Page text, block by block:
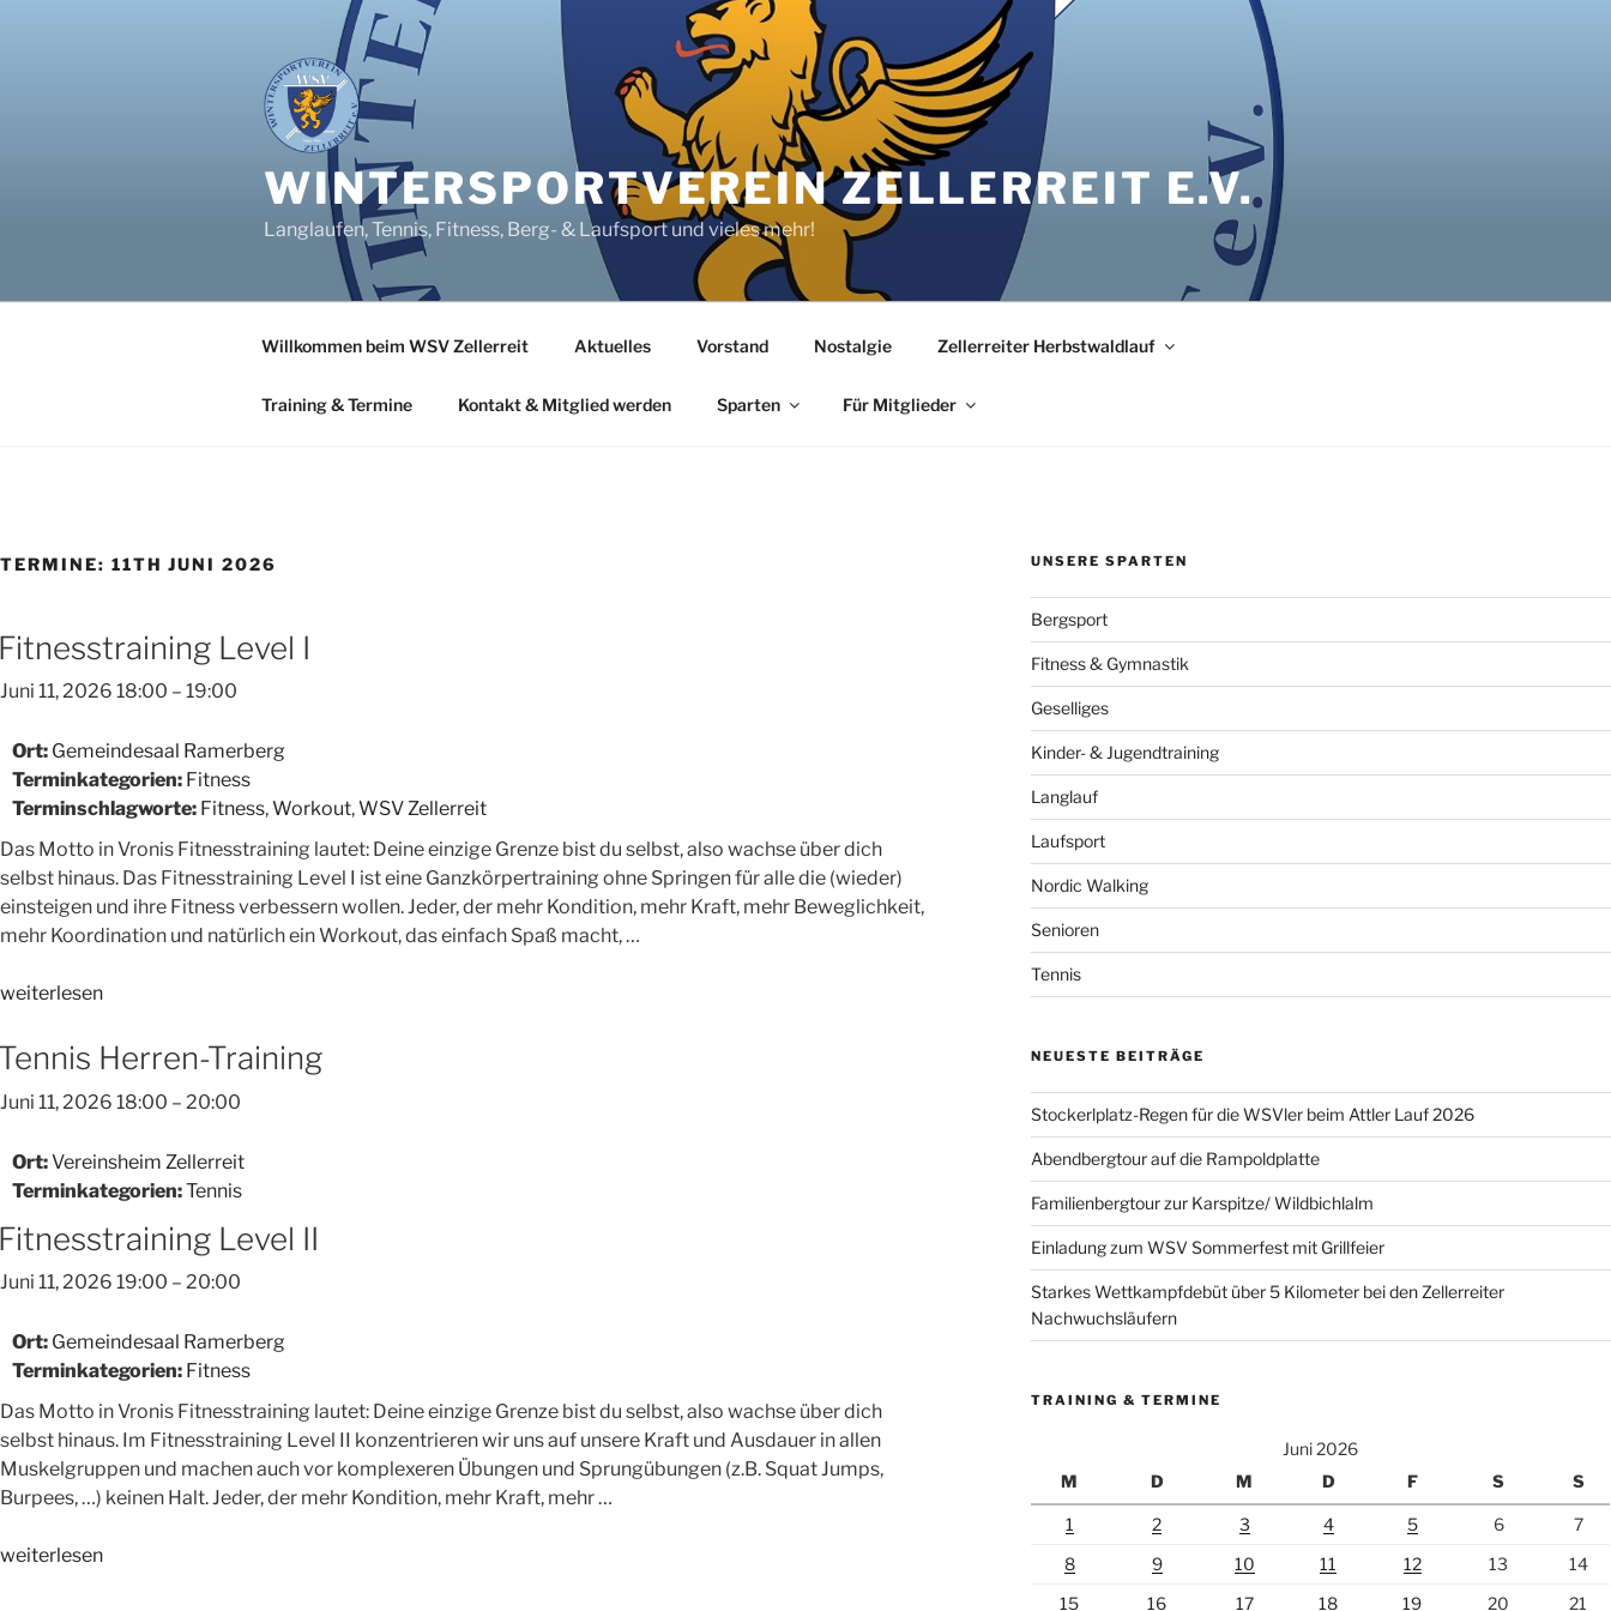
WINTERSPORTVEREIN ZELLERREIT E.V.
Langlaufen, Tennis, Fitness, Berg- & Laufsport und vieles mehr!
Willkommen beim WSV Zellerreit Aktuelles Vorstand Nostalgie Zellerreiter Herbstwaldlauf
Training & Termine Kontakt & Mitglied werden Sparten Für Mitglieder
TERMINE: 11TH JUNI 2026
Level I
Juni 11, 2026 18:00 – 19:00
Ort: Gemeindesaal Ramerberg
Terminkategorien: Fitness
Terminschlagworte: Fitness,Workout,WSV Zellerreit
Das Motto in Vronis Fitnesstraining lautet: Deine einzige Grenze bist du selbst, also wachse über dich
selbst hinaus. Das Fitnesstraining Level I ist eine Ganzkörpertraining ohne Springen für alle die (wieder)
einsteigen und ihre Fitness verbessern wollen. Jeder, der mehr Kondition, mehr Kraft, mehr Beweglichkeit,
mehr Koordination und natürlich ein Workout, das einfach Spaß macht, …
„Fitnesstraining
I“
weiterlesen
Herren-Training
Juni 11, 2026 18:00 – 20:00
Ort:Vereinsheim Zellerreit
Terminkategorien:Tennis
Level II
Juni 11, 2026 19:00 – 20:00
Ort: Gemeindesaal Ramerberg
Terminkategorien: Fitness
Das Motto in Vronis Fitnesstraining lautet: Deine einzige Grenze bist du selbst, also wachse über dich
selbst hinaus. Im Fitnesstraining Level II konzentrieren wir uns auf unsere Kraft und Ausdauer in allen
Muskelgruppen und machen auch vor komplexeren Übungen und Sprungübungen (z.B. Squat Jumps,
Burpees, …) keinen Halt. Jeder, der mehr Kondition, mehr Kraft, mehr …
„Fitnesstraining
weiterlesen
UNSERE SPARTEN
Bergsport
Fitness & Gymnastik
Geselliges
Kinder- & Jugendtraining
Langlauf
Laufsport
Nordic Walking
Senioren
Tennis
NEUESTE BEITRÄGE
Stockerlplatz-Regen für die WSVler beim Attler Lauf 2026
Abendbergtour auf die Rampoldplatte
Familienbergtour zur Karspitze/ Wildbichlalm
Einladung zum WSV Sommerfest mit Grillfeier
Starkes Wettkampfdebüt über 5 Kilometer bei den Zellerreiter
Nachwuchsläufern
TRAINING & TERMINE
Juni 2026
M
D M D F S S
1 2 3 4 5 6
7
8
9 10 11 12 13
14
15
16 17 18 19 20 21